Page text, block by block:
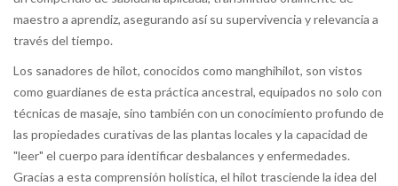
maestro a aprendiz, asegurando así su supervivencia y relevancia a
través del tiempo.
Los sanadores de hilot, conocidos como manghihilot, son vistos
como guardianes de esta práctica ancestral, equipados no solo con
técnicas de masaje, sino también con un conocimiento profundo de
las propiedades curativas de las plantas locales y la capacidad de
"leer" el cuerpo para identificar desbalances y enfermedades.
Gracias a esta comprensión holística, el hilot trasciende la idea del